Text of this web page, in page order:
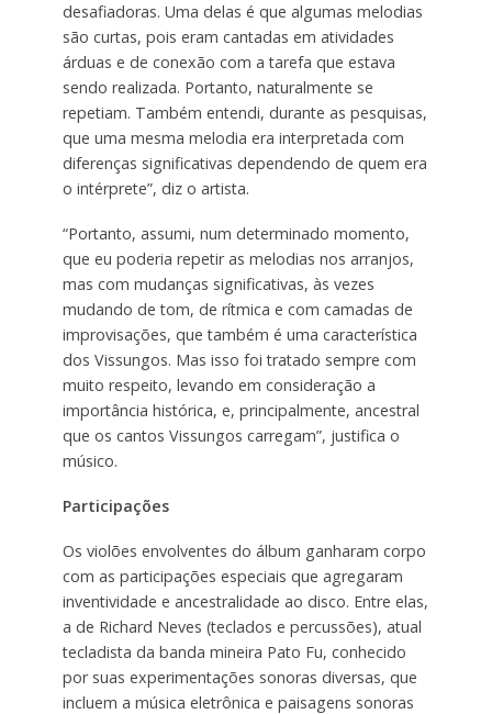
desafiadoras. Uma delas é que algumas melodias
são curtas, pois eram cantadas em atividades
árduas e de conexão com a tarefa que estava
sendo realizada. Portanto, naturalmente se
repetiam. Também entendi, durante as pesquisas,
que uma mesma melodia era interpretada com
diferenças significativas dependendo de quem era
o intérprete”, diz o artista.
“Portanto, assumi, num determinado momento,
que eu poderia repetir as melodias nos arranjos,
mas com mudanças significativas, às vezes
mudando de tom, de rítmica e com camadas de
improvisações, que também é uma característica
dos Vissungos. Mas isso foi tratado sempre com
muito respeito, levando em consideração a
importância histórica, e, principalmente, ancestral
que os cantos Vissungos carregam”, justifica o
músico.
Participações
Os violões envolventes do álbum ganharam corpo
com as participações especiais que agregaram
inventividade e ancestralidade ao disco. Entre elas,
a de Richard Neves (teclados e percussões), atual
tecladista da banda mineira Pato Fu, conhecido
por suas experimentações sonoras diversas, que
incluem a música eletrônica e paisagens sonoras